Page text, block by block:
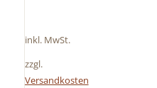
inkl. MwSt.
zzgl.
Versandkosten